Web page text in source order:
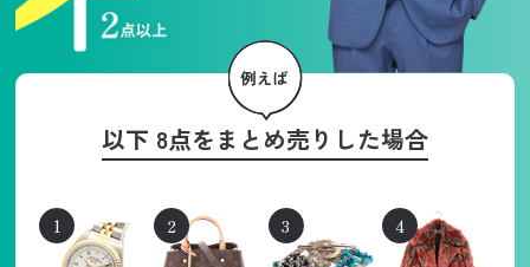
以下 8点をまとめ売りした場合